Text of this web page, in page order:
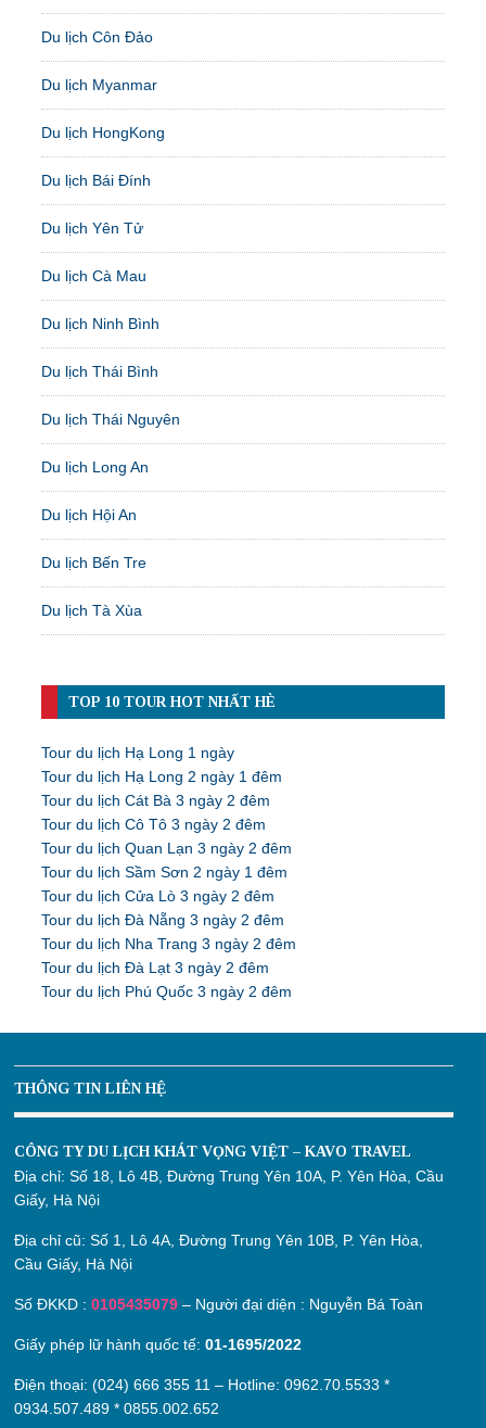
Du lịch Côn Đảo
Du lịch Myanmar
Du lịch HongKong
Du lịch Bái Đính
Du lịch Yên Tử
Du lịch Cà Mau
Du lịch Ninh Bình
Du lịch Thái Bình
Du lịch Thái Nguyên
Du lịch Long An
Du lịch Hội An
Du lịch Bến Tre
Du lịch Tà Xùa
TOP 10 TOUR HOT NHẤT HÈ
Tour du lịch Hạ Long 1 ngày
Tour du lịch Hạ Long 2 ngày 1 đêm
Tour du lịch Cát Bà 3 ngày 2 đêm
Tour du lịch Cô Tô 3 ngày 2 đêm
Tour du lịch Quan Lạn 3 ngày 2 đêm
Tour du lịch Sầm Sơn 2 ngày 1 đêm
Tour du lịch Cửa Lò 3 ngày 2 đêm
Tour du lịch Đà Nẵng 3 ngày 2 đêm
Tour du lịch Nha Trang 3 ngày 2 đêm
Tour du lịch Đà Lạt 3 ngày 2 đêm
Tour du lịch Phú Quốc 3 ngày 2 đêm
THÔNG TIN LIÊN HỆ
CÔNG TY DU LỊCH KHÁT VỌNG VIỆT – KAVO TRAVEL
Địa chỉ:Số 18, Lô 4B, Đường Trung Yên 10A, P. Yên Hòa, Cầu
Giấy, Hà Nội
Địa chỉ cũ:Số 1, Lô 4A, Đường Trung Yên 10B, P. Yên Hòa,
Cầu Giấy, Hà Nội
Số ĐKKD :0105435079 – Người đại diện : Nguyễn Bá Toàn
Giấy phép lữ hành quốc tế:01-1695/2022
Điện thoại: (024) 666 355 11 – Hotline:0962.70.5533 *
0934.507.489 *0855.002.652